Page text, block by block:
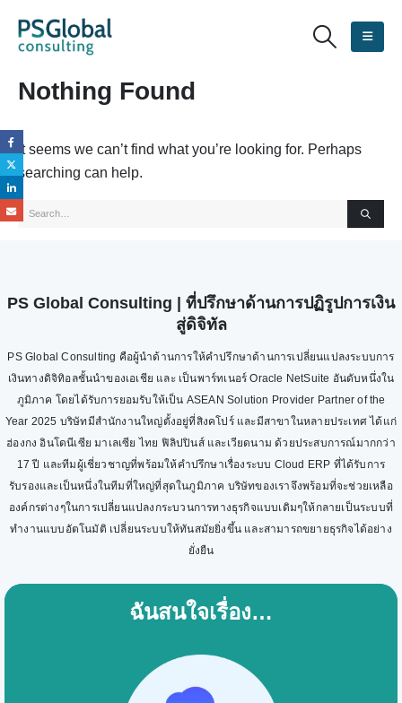
Nothing Found
It seems we can’t find what you’re looking for. Perhaps
searching can help.
PS Global Consulting | ที่ปรึกษาด้านการปฏิรูปการเงิน
สู่ดิจิทัล
PS Global Consulting คือผู้นำด้านการให้คำปรึกษาด้านการเปลี่ยนแปลงระบบการ
เงินทางดิจิทิอลชั้นนำของเอเชีย และ เป็นพาร์ทเนอร์ Oracle NetSuite อันดับหนึ่งใน
ภูมิภาค โดยได้รับการยอมรับให้เป็น ASEAN Solution Provider Partner of the
Year 2025 บริษัทมีสำนักงานใหญ่ตั้งอยู่ที่สิงคโปร์ และมีสาขาในหลายประเทศ ได้แก่
ฮ่องกง อินโดนีเซีย มาเลเซีย ไทย ฟิลิปปินส์ และเวียดนาม ด้วยประสบการณ์มากกว่า
17 ปี และทีมผู้เชี่ยวชาญที่พร้อมให้คำปรึกษาเรื่องระบบ Cloud ERP ที่ได้รับการ
รับรองและเป็นหนึ่งในทีมที่ใหญ่ที่สุดในภูมิภาค บริษัทของเราจึงพร้อมที่จะช่วยเหลือ
องค์กรต่างๆในการเปลี่ยนแปลงกระบวนการทางธุรกิจแบบเดิมๆให้กลายเป็นระบบที่
ทำงานแบบอัตโนมัติ เปลี่ยนระบบให้ทันสมัยยิ่งขึ้น และสามารถขยายธุรกิจได้อย่าง
ยั่งยืน
ฉันสนใจเรื่อง…